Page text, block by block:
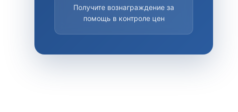
Получите вознаграждение за
помощь в контроле цен